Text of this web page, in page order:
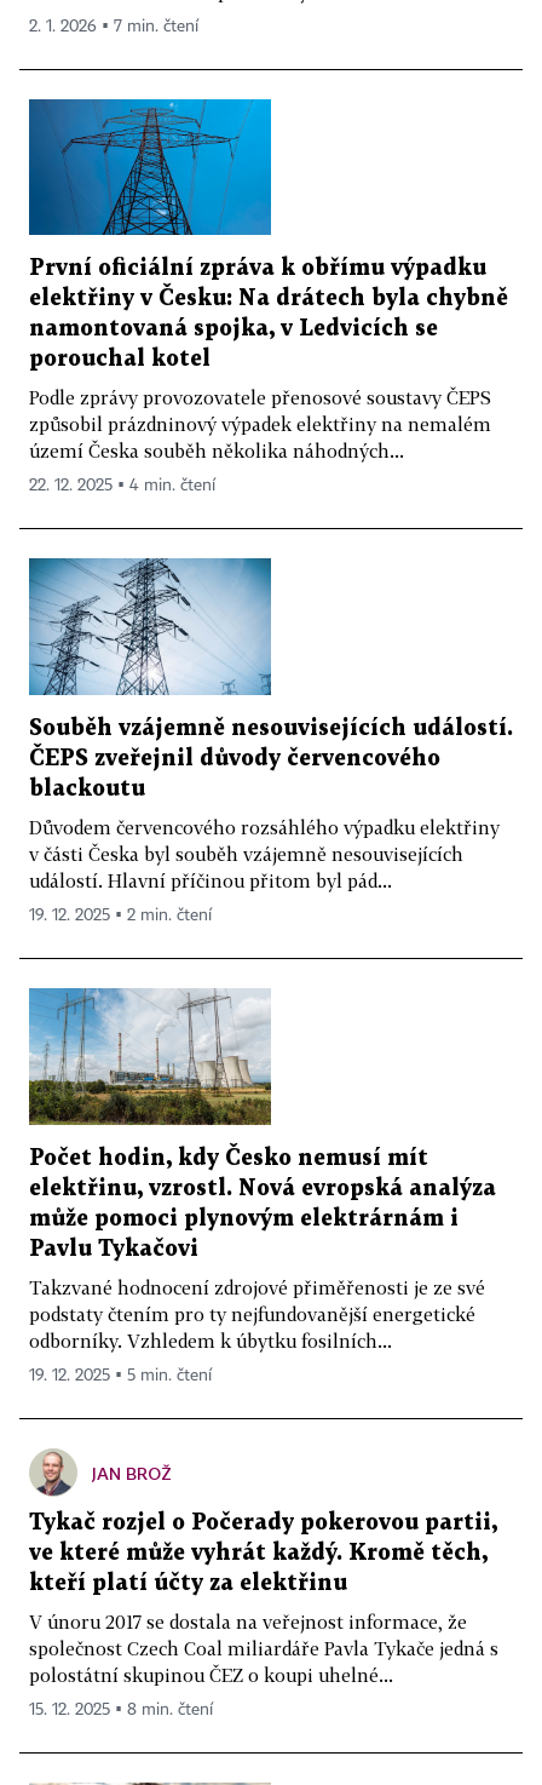
2. 1. 2026 ▪ 7 min. čtení
První oficiální zpráva k obřímu výpadku
elektřiny v Česku: Na drátech byla chybně
namontovaná spojka, v Ledvicích se
porouchal kotel
Podle zprávy provozovatele přenosové soustavy ČEPS
způsobil prázdninový výpadek elektřiny na nemalém
území Česka souběh několika náhodných...
22. 12. 2025 ▪ 4 min. čtení
Souběh vzájemně nesouvisejících událostí.
ČEPS zveřejnil důvody červencového
blackoutu
Důvodem červencového rozsáhlého výpadku elektřiny
v části Česka byl souběh vzájemně nesouvisejících
událostí. Hlavní příčinou přitom byl pád...
19. 12. 2025 ▪ 2 min. čtení
Počet hodin, kdy Česko nemusí mít
elektřinu, vzrostl. Nová evropská analýza
může pomoci plynovým elektrárnám i
Pavlu Tykačovi
Takzvané hodnocení zdrojové přiměřenosti je ze své
podstaty čtením pro ty nejfundovanější energetické
odborníky. Vzhledem k úbytku fosilních...
19. 12. 2025 ▪ 5 min. čtení
JAN BROŽ
Tykač rozjel o Počerady pokerovou partii,
ve které může vyhrát každý. Kromě těch,
kteří platí účty za elektřinu
V únoru 2017 se dostala na veřejnost informace, že
společnost Czech Coal miliardáře Pavla Tykače jedná s
polostátní skupinou ČEZ o koupi uhelné...
15. 12. 2025 ▪ 8 min. čtení